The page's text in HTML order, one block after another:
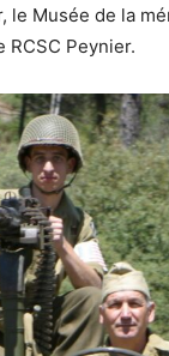
le Musée de la
RCSC Peynier.